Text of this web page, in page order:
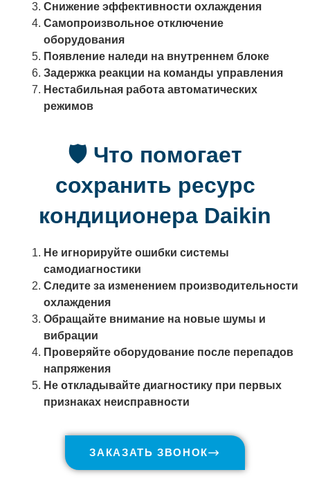
Снижение эффективности охлаждения
Самопроизвольное отключение
оборудования
Появление наледи на внутреннем блоке
Задержка реакции на команды управления
Нестабильная работа автоматических
режимов
🛡 Что помогает
сохранить ресурс
кондиционера Daikin
Не игнорируйте ошибки системы
самодиагностики
Следите за изменением производительности
охлаждения
Обращайте внимание на новые шумы и
вибрации
Проверяйте оборудование после перепадов
напряжения
Не откладывайте диагностику при первых
признаках неисправности
ЗАКАЗАТЬ ЗВОНОК